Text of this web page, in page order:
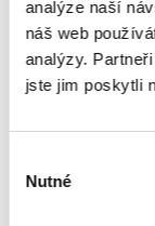
analýze naší
náš web
analýzy.
jste jim poskytli
souhlasu
Nutné